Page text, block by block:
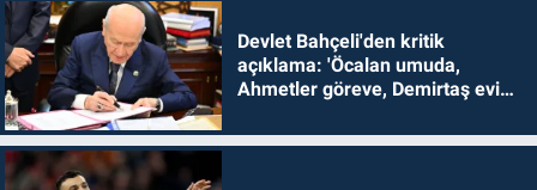
Devlet Bahçeli'den kritik
açıklama: 'Öcalan umuda,
Ahmetler göreve, Demirtaş evine